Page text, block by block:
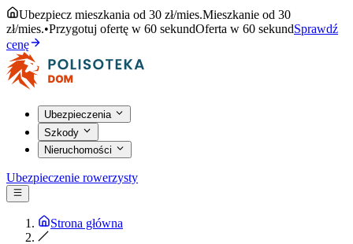
Ubezpiecz mieszkania od 30 zł/mies.Mieszkanie od 30
zł/mies.•Przygotuj ofertę w 60 sekundOferta w 60 sekundSprawdź
cenę
Ubezpieczenia
Szkody
Nieruchomości
Ubezpieczenie rowerzysty
Strona główna